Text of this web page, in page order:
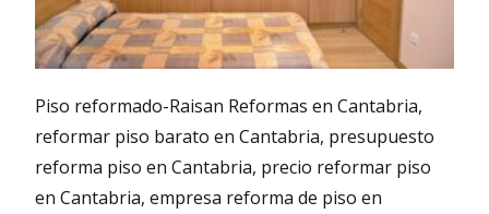
Piso reformado-Raisan Reformas en Cantabria,
reformar piso barato en Cantabria, presupuesto
reforma piso en Cantabria, precio reformar piso
en Cantabria, empresa reforma de piso en